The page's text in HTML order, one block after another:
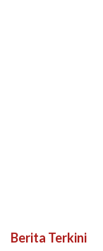
Berita Terkini